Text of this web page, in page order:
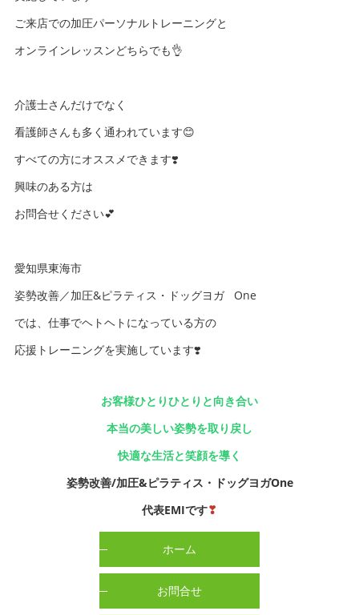
ご来店での加圧パーソナルトレーニングと
オンラインレッスンどちらでも👌
介護士さんだけでなく
看護師さんも多く通われています😊
すべての方にオススメできます❣️
興味のある方は
お問合せください💕
愛知県東海市
姿勢改善／加圧&ピラティス・ドッグヨガ One
では、仕事でヘトヘトになっている方の
応援トレーニングを実施しています❣️
お客様ひとりひとりと向き合い
本当の美しい姿勢を取り戻し
快適な生活と笑顔を導く
姿勢改善/加圧&ピラティス・ドッグヨガOne
代表EMIです❣
ホーム
お問合せ